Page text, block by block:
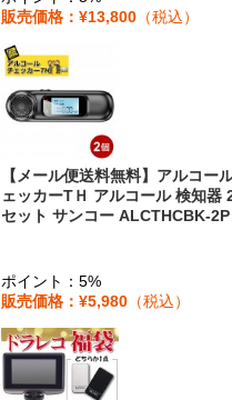
販売価格：¥13,800 （税込）
【メール便送料無料】アルコー
ェッカーTＨ アルコール 検知器
セット サンコー ALCTHCBK-2P
ポイント：5%
販売価格：¥5,980 （税込）